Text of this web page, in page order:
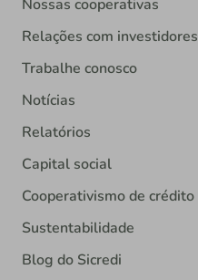
Nossas cooperativas
Relações com investidores
Trabalhe conosco
Notícias
Relatórios
Capital social
Cooperativismo de crédito
Sustentabilidade
Blog do Sicredi